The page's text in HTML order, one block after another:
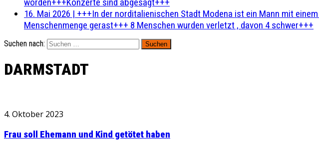
16. Mai 2026 | +++In der norditalienischen Stadt Modena ist ein Mann mit
Menschenmenge gerast+++ 8 Menschen wurden verletzt , davon 4 schwer+++
Suchen nach:
DARMSTADT
4. Oktober 2023
Frau soll Ehemann und Kind getötet haben